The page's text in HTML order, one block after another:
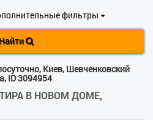
фильтры
Найти
Киев, Шевченковский
ID 3094954
В НОВОМ ДОМЕ,